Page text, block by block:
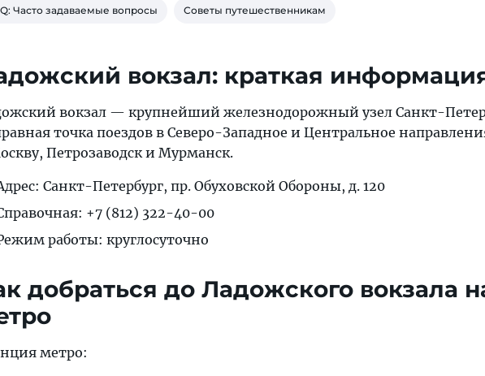
Часто задаваемые вопросы Советы путешественникам
вокзал: краткая
вокзал — крупнейший железнодорожный узел Санкт-
точка поездов в Северо-Западное и Центральное
Петрозаводск и Мурманск.
Санкт-Петербург, пр. Обуховской Обороны, д. 120
+7 (812) 322-40-00
работы: круглосуточно
добраться до Ладожского вокзала
метро: